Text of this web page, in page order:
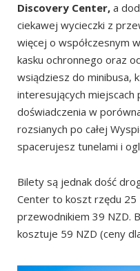
Discovery Center, a
ciekawej wycieczki z
więcej o współczesnym
kasku ochronnego oraz
wsiądziesz do minibusa,
interesujących
doświadczenia w
rozsianych po całej
spacerujesz tunelami i
Bilety są jednak dość
Center to koszt rzędu 25
przewodnikiem 39 NZD.
kosztuje 59 NZD (ceny